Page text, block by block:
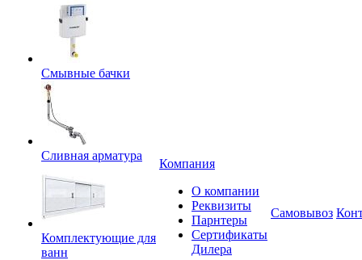
Смывные бачки
Сливная арматура
Комплектующие для
ванн
Компания
О компании
Реквизиты
Парнтеры
Сертификаты
Дилера
Самовывоз